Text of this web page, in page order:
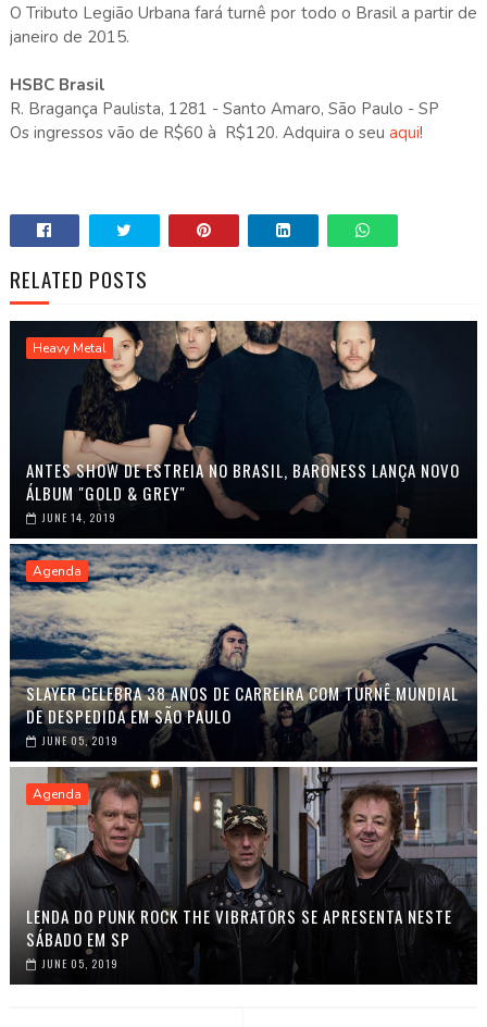
O Tributo Legião Urbana fará turnê por todo o Brasil a partir de
janeiro de 2015.
HSBC Brasil
R. Bragança Paulista, 1281 - Santo Amaro, São Paulo - SP
Os ingressos vão de R$60 à R$120. Adquira o seu aqui!
RELATED POSTS
Heavy Metal
ANTES SHOW DE ESTREIA NO BRASIL, BARONESS LANÇA NOVO
ÁLBUM "GOLD & GREY"
JUNE 14, 2019
Agenda
SLAYER CELEBRA 38 ANOS DE CARREIRA COM TURNÊ MUNDIAL
DE DESPEDIDA EM SÃO PAULO
JUNE 05, 2019
Agenda
LENDA DO PUNK ROCK THE VIBRATORS SE APRESENTA NESTE
SÁBADO EM SP
JUNE 05, 2019